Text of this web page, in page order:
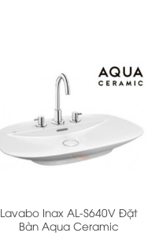
Lavabo Inax AL-S640V Đặt
Bàn Aqua Ceramic